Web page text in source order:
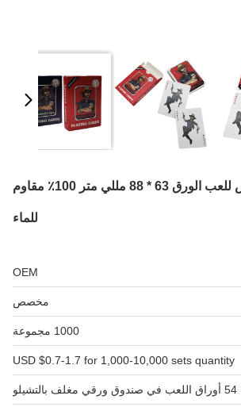
كلا الجانبين مخصص للعب الورق 63 * 88 مللي متر 100٪ مقاوم
للماء
OEM
مخصص
1000 مجموعة
USD $0.7-1.7 for 1,000-10,000 sets quantity
54 أوراق اللعب في صندوق ورقي مغلف بالتشيلو